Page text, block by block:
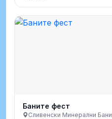
Баните фест
Сливенски Минерални Бани